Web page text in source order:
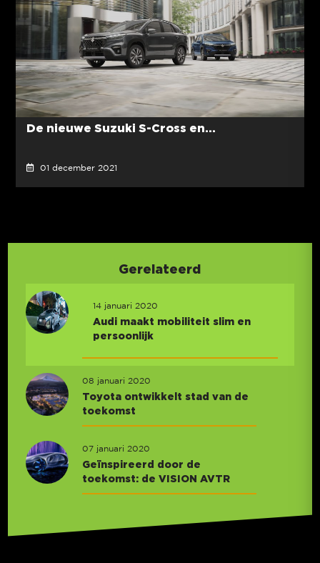
De nieuwe Suzuki S-Cross en...
01 december 2021
Gerelateerd
14 januari 2020
Audi maakt mobiliteit slim en
persoonlijk
08 januari 2020
Toyota ontwikkelt stad van de
toekomst
07 januari 2020
Geïnspireerd door de
toekomst: de VISION AVTR